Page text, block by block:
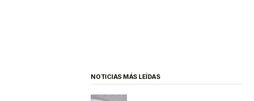
NOTICIAS MÁS LEÍDAS